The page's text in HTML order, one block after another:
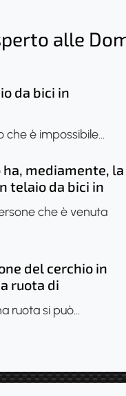
alle
da bici in
che è impossibile…
mediamente, la
telaio da bici in
che è venuta
del cerchio in
ruota di
ruota si può…